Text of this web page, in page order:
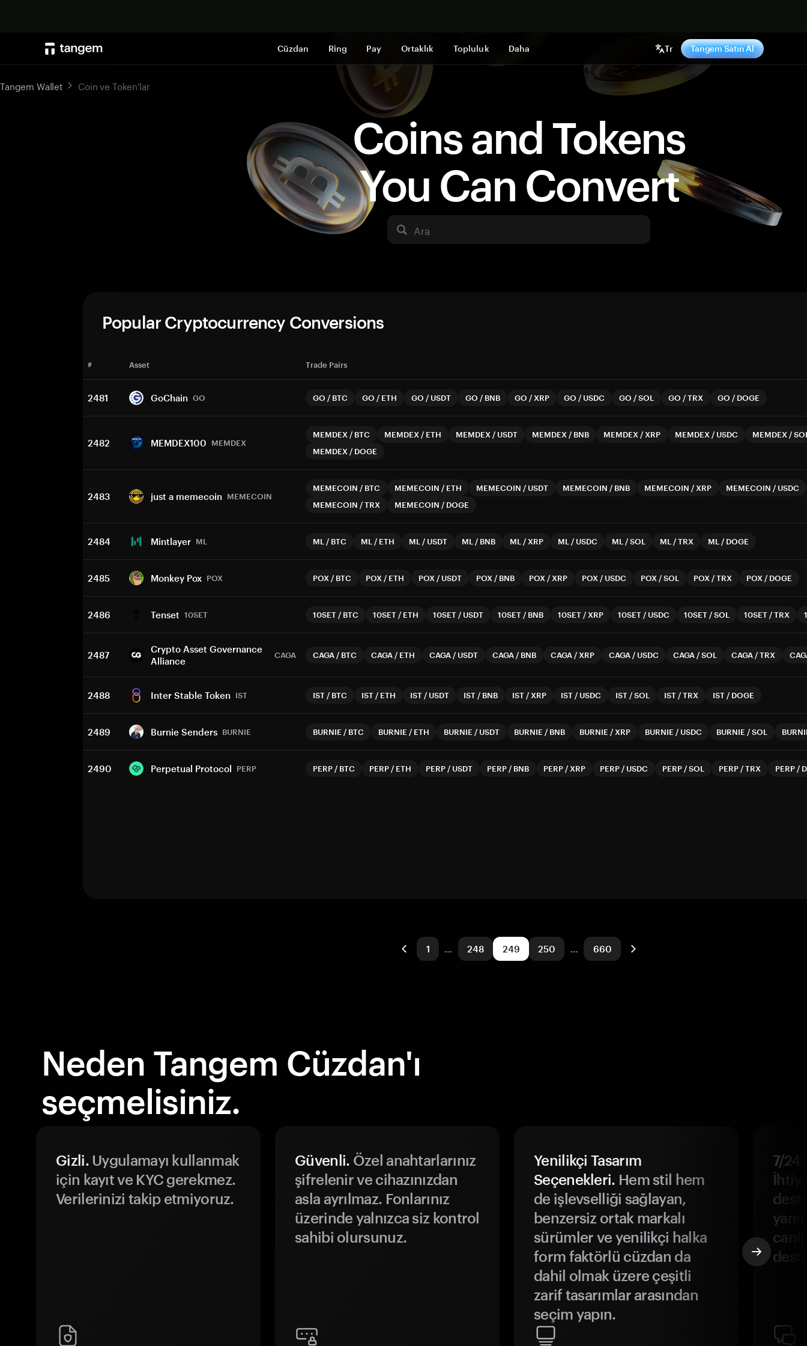
Cüzdan Ring Pay Ortaklık Topluluk Daha Tr Tangem Satın Al
Coins and Tokens
You Can Convert
Ara
Tangem Wallet Coin ve Token'lar
Popular Cryptocurrency Conversions
# Asset Trade Pairs
2481 GoChain GO GO / BTC GO / ETH GO / USDT GO / BNB GO / XRP GO / USDC GO /SOL GO /TRX GO / DOGE
2482 MEMDEX100 MEMDEX
MEMDEX / BTC MEMDEX / ETH MEMDEX / USDT MEMDEX / BNB MEMDEX / XRP MEMDEX / USDC MEMDEX /
MEMDEX / DOGE
2483 just a memecoin MEMECOIN
MEMECOIN / BTC MEMECOIN / ETH MEMECOIN / USDT MEMECOIN / BNB MEMECOIN / XRP MEMECOIN / USDC
MEMECOIN /TRX MEMECOIN / DOGE
2484 Mintlayer ML ML / BTC ML / ETH ML / USDT ML / BNB ML / XRP ML / USDC ML /SOL ML /TRX ML / DOGE
2485 Monkey Pox POX POX / BTC POX / ETH POX / USDT POX / BNB POX / XRP POX / USDC POX /SOL POX /TRX POX / DOGE
2486 Tenset 10SET 10SET / BTC 10SET / ETH 10SET / USDT 10SET / BNB 10SET / XRP 10SET / USDC 10SET /SOL 10SET /TRX
2487
Crypto Asset Governance
Alliance
CAGA CAGA / BTC CAGA / ETH CAGA / USDT CAGA / BNB CAGA / XRP CAGA / USDC CAGA /SOL CAGA /TRX
2488 Inter Stable Token IST IST / BTC IST / ETH IST / USDT IST / BNB IST / XRP IST / USDC IST /SOL IST /TRX IST / DOGE
2489 Burnie Senders BURNIE BURNIE / BTC BURNIE / ETH BURNIE / USDT BURNIE / BNB BURNIE / XRP BURNIE / USDC BURNIE /SOL
2490 Perpetual Protocol PERP PERP / BTC PERP / ETH PERP / USDT PERP / BNB PERP / XRP PERP / USDC PERP /SOL PERP /TRX PERP /
1 … 248 249 250 … 660
Neden Tangem Cüzdan'ı
seçmelisiniz.
Gizli.Uygulamayı kullanmak
için kayıt ve KYC gerekmez.
Verilerinizi takip etmiyoruz.
Güvenli. Özel anahtarlarınız
şifrelenir ve cihazınızdan
asla ayrılmaz. Fonlarınız
üzerinde yalnızca siz kontrol
sahibi olursunuz.
Yenilikçi Tasarım
Seçenekleri. Hem stil hem
de işlevselliği sağlayan,
benzersiz ortak markalı
sürümler ve yenilikçi halka
form faktörlü cüzdan da
dahil olmak üzere çeşitli
zarif tasarımlar arasından
seçim yapın.
7/24